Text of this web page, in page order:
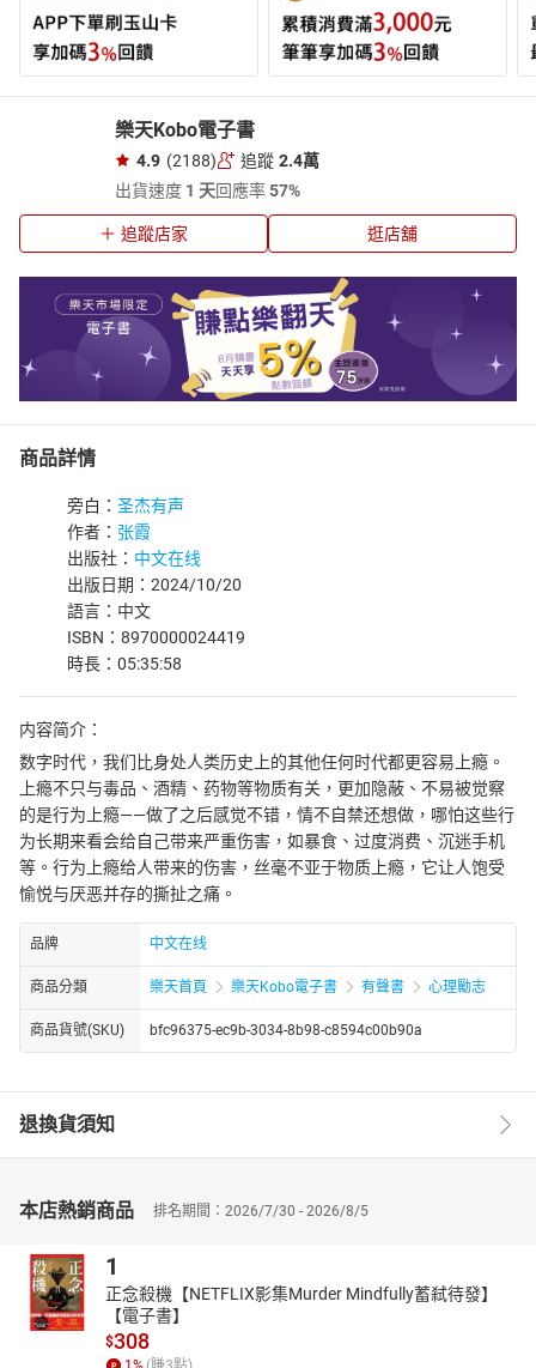
樂天Kobo電子書
4.9 (2188) 追蹤 2.4萬
出貨速度 1 天回應率57%
追蹤店家 逛店舖
商品詳情
旁白： 圣杰有声
作者： 张霞
出版社： 中文在线
出版日期：2024/10/20
語言：中文
ISBN：8970000024419
時長：05:35:58
内容简介：
数字时代，我们比身处人类历史上的其他任何时代都更容易上瘾。
上瘾不只与毒品、酒精、药物等物质有关，更加隐蔽、不易被觉察
的是行为上瘾——做了之后感觉不错，情不自禁还想做，哪怕这些行
为长期来看会给自己带来严重伤害，如暴食、过度消费、沉迷手机
等。行为上瘾给人带来的伤害，丝毫不亚于物质上瘾，它让人饱受
愉悦与厌恶并存的撕扯之痛。
品牌 中文在线
商品分類 樂天首頁 樂天Kobo電子書 有聲書 心理勵志
商品貨號(SKU) bfc96375-ec9b-3034-8b98-c8594c00b90a
退換貨須知
本店熱銷商品 排名期間：2026/7/30 - 2026/8/5
1
正念殺機【NETFLIX影集Murder Mindfully蓄弒待發】
【電子書】
$308